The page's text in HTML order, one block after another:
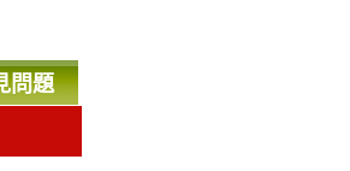
問題